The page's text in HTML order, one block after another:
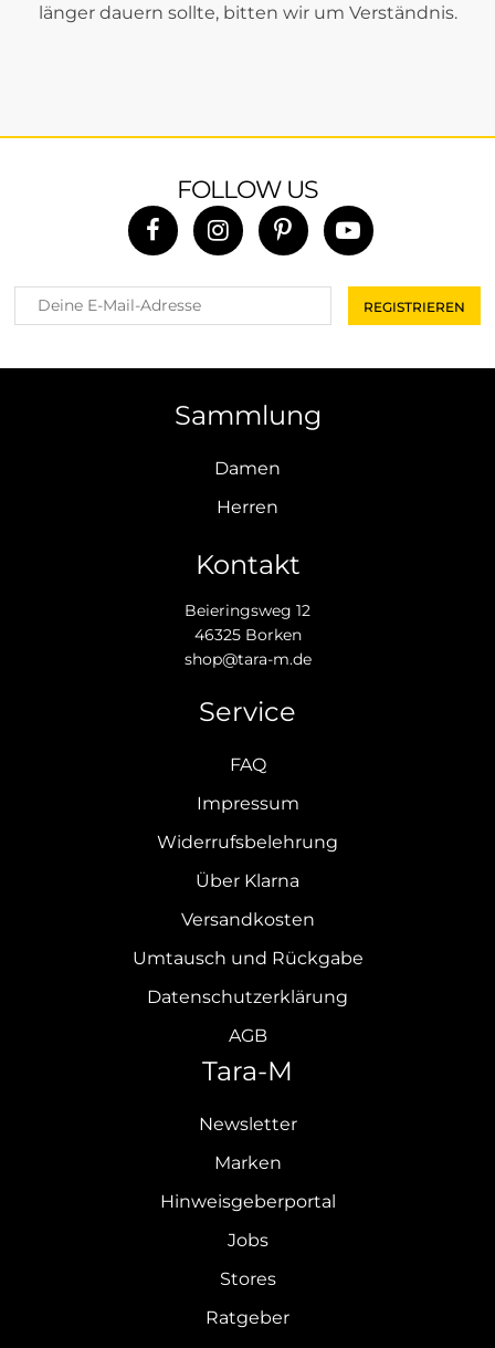
länger dauern sollte, bitten wir um Verständnis.
FOLLOW US
Sammlung
Damen
Herren
Kontakt
Beieringsweg 12
46325 Borken
shop@tara-m.de
Service
FAQ
Impressum
Widerrufsbelehrung
Über Klarna
Versandkosten
Umtausch und Rückgabe
Datenschutzerklärung
AGB
Tara-M
Newsletter
Marken
Hinweisgeberportal
Jobs
Stores
Ratgeber